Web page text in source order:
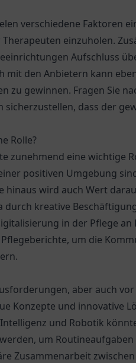
verschiedene Faktoren
einzuholen.
Aufschluss
mit den Anbietern kann
zu gewinnen. Fragen Sie
dass der
Rolle?
zunehmend eine wichtige
positiven Umgebung
hinaus wird auch Wert
durch kreative
in der Pflege an
um die
aber auch
Konzepte und innovative
und Robotik
um
Zusammenarbeit